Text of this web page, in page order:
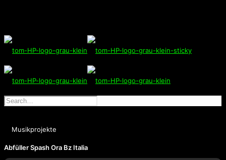
Musikprojekte
Abfüller Spash Ora Bz Italia